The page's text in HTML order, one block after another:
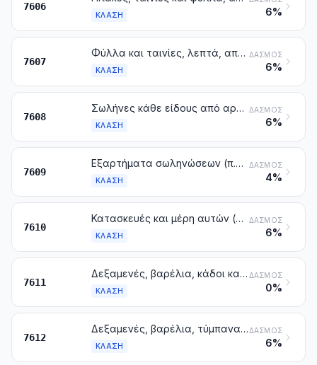
7606
ΚΛΆΣΗ 6%
7607
Φύλλα και ταινίες, λεπτά, από αργίλιο (έστω και τυπωμένα ή επικολλημένα σε χαρτί, χαρτόνι, πλαστικές ύλες ή παρόμοια υποθέματα), με πάχος που δεν υπερβαίνει τα 0,2 mm (μη περιλαμβανομένου του υποθέματος)
ΚΛΆΣΗ
ΔΑΣΜΌΣ
6%
7608
Σωλήνες κάθε είδους από αργίλιο
ΚΛΆΣΗ
ΔΑΣΜΌΣ
6%
7609
Εξαρτήματα σωληνώσεων (π.χ. σύνδεσμοι, γωνίες, περιβλήματα) από αργίλιο
ΚΛΆΣΗ
ΔΑΣΜΌΣ
4%
7610
Κατασκευές και μέρη αυτών (π.χ. γέφυρες και μέρη αυτών, πύργοι, πυλώνες στύλοι, σκελετοί, στέγες, πόρτες, παράθυρα και τα πλαίσια τους, περβάζια και κατώφλια, κιγκλιδώματα), από αργίλιο, με εξαίρεση τα προκατασκευασμένα κτίρια της κλάσης 9406. Πλάκες και φύλλα, ράβδοι, είδη με καθορισμένη μορφή, σωλήνες και παρόμοια, από αργίλιο, προετοιμασμένα για να χρησιμοποιηθούν σε κατασκευές
ΚΛΆΣΗ
ΔΑΣΜΌΣ
6%
7611
Δεξαμενές, βαρέλια, κάδοι και παρόμοια δοχεία για όλες τις ύλες (με εξαίρεση τα συμπιεσμένα ή υγροποιημένα αέρια), από αργίλιο, με χωρικότητα που υπερβαίνει τα 300 l, χωρίς μηχανικές ή θερμικές διατάξεις, έστω και με εσωτερική επένδυση ή θερμομόνωση
ΚΛΆΣΗ
ΔΑΣΜΌΣ
0%
7612
Δεξαμενές, βαρέλια, τύμπανα, μπιτόνια, κουτιά και παρόμοια δοχεία, από αργίλιο (στα οποία περιλαμβάνονται και οι σωληνωτές θήκες, εύκαμπτες ή μη), για όλες τις ύλες (με εξαίρεση τα συμπιεσμένα ή υγροποιημένα αέρια), με χωρητικότητα που δεν υπερβαίνει τα 300 l, χωρίς μηχανικές ή θερμικές διατάξεις, έστω και με εσωτερική επένδυση ή θερμομόνωση
ΚΛΆΣΗ
ΔΑΣΜΌΣ
6%